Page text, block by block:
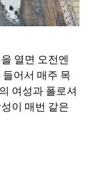
열면 오전엔
어서 매주 목
여성과 폴로셔
이 매번 같은